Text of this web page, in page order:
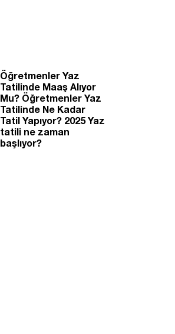
Öğretmenler Yaz
Tatilinde Maaş Alıyor
Mu? Öğretmenler Yaz
Tatilinde Ne Kadar
Tatil Yapıyor? 2025 Yaz
tatili ne zaman
başlıyor?